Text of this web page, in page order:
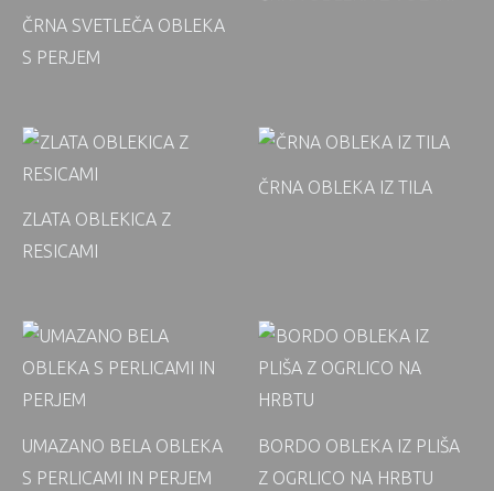
ČRNA SVETLEČA OBLEKA
S PERJEM
ZLATA OBLEKICA Z
RESICAMI
ČRNA OBLEKA IZ TILA
UMAZANO BELA OBLEKA
S PERLICAMI IN PERJEM
BORDO OBLEKA IZ PLIŠA
Z OGRLICO NA HRBTU